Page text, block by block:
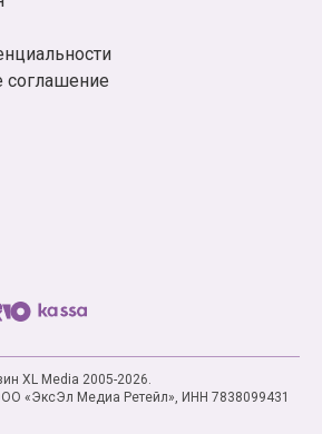
соглашение
XL Media 2005-2026.
«ЭксЭл Медиа Ретейл», ИНН 7838099431